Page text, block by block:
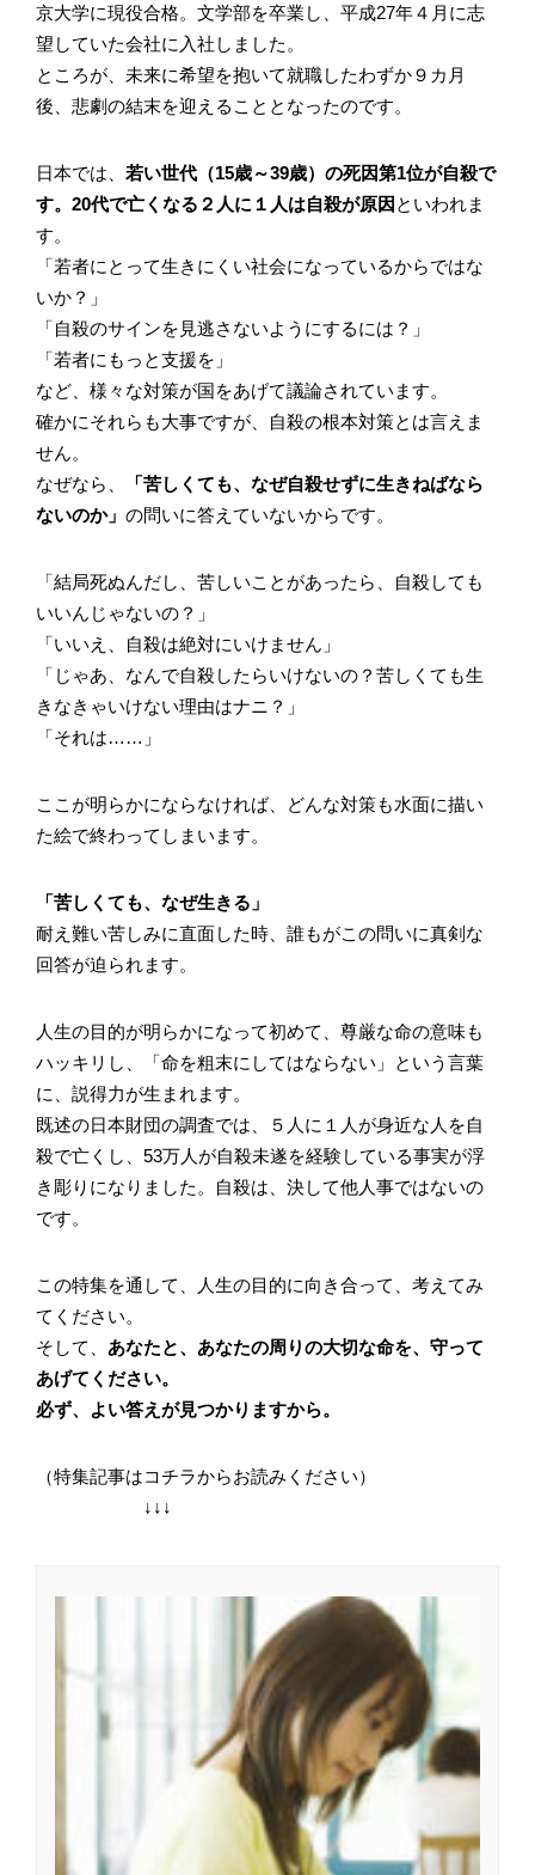
京大学に現役合格。文学部を卒業し、平成27年４月に志
望していた会社に入社しました。
ところが、未来に希望を抱いて就職したわずか９カ月
後、悲劇の結末を迎えることとなったのです。
日本では、 若い世代（15歳～39歳）の死因第1位が自殺で
す。20代で亡くなる２人に１人は自殺が原因 といわれま
す。
「若者にとって生きにくい社会になっているからではな
いか？」
「自殺のサインを見逃さないようにするには？」
「若者にもっと支援を」
など、様々な対策が国をあげて議論されています。
確かにそれらも大事ですが、自殺の根本対策とは言えま
せん。
なぜなら、
「苦しくても、なぜ自殺せずに生きねばなら
ないのか」 の問いに答えていないからです。
「結局死ぬんだし、苦しいことがあったら、自殺しても
いいんじゃないの？」
「いいえ、自殺は絶対にいけません」
「じゃあ、なんで自殺したらいけないの？苦しくても生
きなきゃいけない理由はナニ？」
「それは……」
ここが明らかにならなければ、どんな対策も水面に描い
た絵で終わってしまいます。
「苦しくても、なぜ生きる」
耐え難い苦しみに直面した時、誰もがこの問いに真剣な
回答が迫られます。
人生の目的が明らかになって初めて、尊厳な命の意味も
ハッキリし、「命を粗末にしてはならない」という言葉
に、説得力が生まれます。
既述の日本財団の調査では、５人に１人が身近な人を自
殺で亡くし、53万人が自殺未遂を経験している事実が浮
き彫りになりました。自殺は、決して他人事ではないの
です。
この特集を通して、人生の目的に向き合って、考えてみ
てください。
そして、 あなたと、あなたの周りの大切な命を、守って
あげてください。
必ず、よい答えが見つかりますから。
（特集記事はコチラからお読みください）
↓↓↓